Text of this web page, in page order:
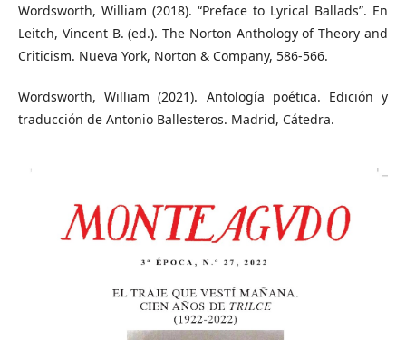
Wordsworth, William (2018). “Preface to Lyrical Ballads”. En
Leitch, Vincent B. (ed.). The Norton Anthology of Theory and
Criticism. Nueva York, Norton & Company, 586-566.
Wordsworth, William (2021). Antología poética. Edición y
traducción de Antonio Ballesteros. Madrid, Cátedra.